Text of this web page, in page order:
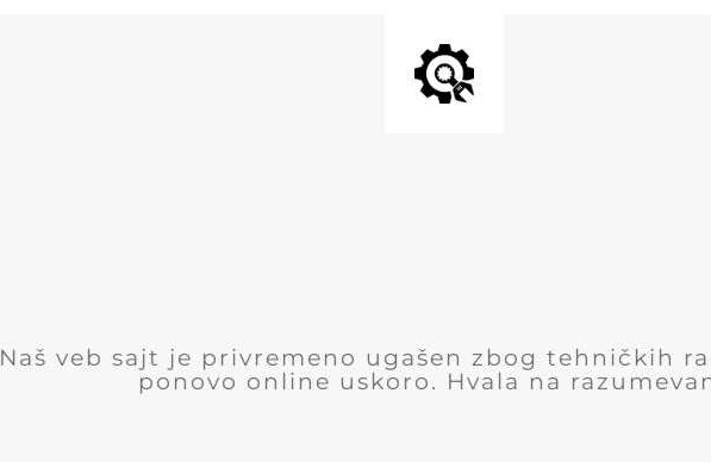
Naš veb sajt je privremeno ugašen zbog tehničkih
ponovo online uskoro. Hvala na